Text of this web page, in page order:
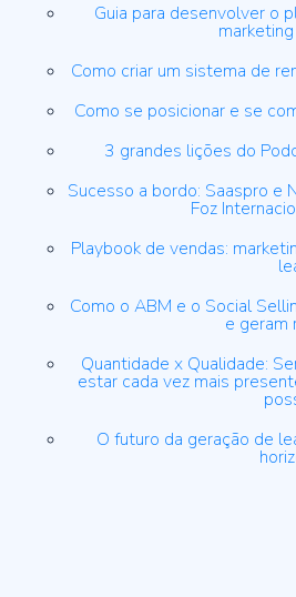
Guia para desenvolver o
Como criar um sistema de
Como se posicionar e se
3 grandes lições do
Sucesso a bordo: Saaspro e
Foz
Playbook de vendas:
Como o ABM e o Social
e geram
Quantidade x Qualidade:
estar cada vez mais
O futuro da geração de